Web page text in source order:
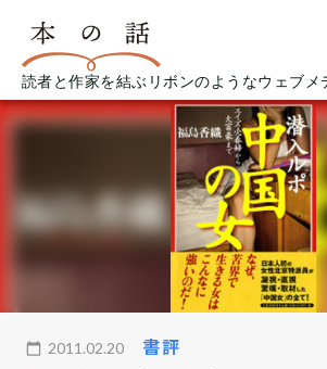
読者と作家を結ぶリボンのようなウェブメ
2011.02.20 書評